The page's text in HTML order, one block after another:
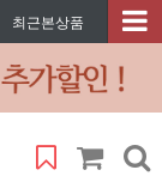
최근본상품